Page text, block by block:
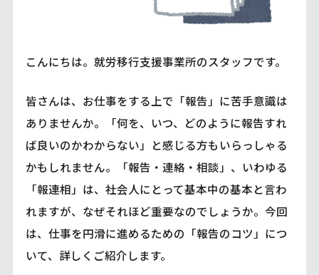
こんにちは。就労移行支援事業所のスタッフです。
皆さんは、お仕事をする上で「報告」に苦手意識は
ありませんか。「何を、いつ、どのように報告すれ
ば良いのかわからない」と感じる方もいらっしゃる
かもしれません。「報告・連絡・相談」、いわゆる
「報連相」は、社会人にとって基本中の基本と言わ
れますが、なぜそれほど重要なのでしょうか。今回
は、仕事を円滑に進めるための「報告のコツ」につ
いて、詳しくご紹介します。